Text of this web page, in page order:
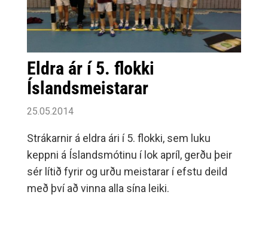
Eldra ár í 5. flokki
Íslandsmeistarar
25.05.2014
Strákarnir á eldra ári í 5. flokki, sem luku
keppni á Íslandsmótinu í lok apríl, gerðu þeir
sér lítið fyrir og urðu meistarar í efstu deild
með því að vinna alla sína leiki.